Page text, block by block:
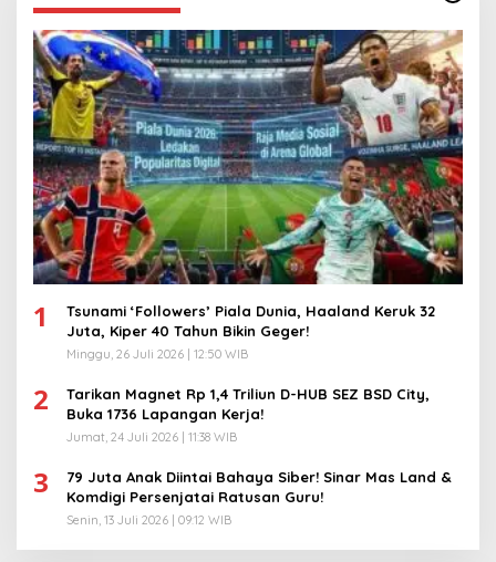
1
Tsunami ‘Followers’ Piala Dunia, Haaland Keruk 32
Juta, Kiper 40 Tahun Bikin Geger!
Minggu, 26 Juli 2026 | 12:50 WIB
2
Tarikan Magnet Rp 1,4 Triliun D-HUB SEZ BSD City,
Buka 1736 Lapangan Kerja!
Jumat, 24 Juli 2026 | 11:38 WIB
3
79 Juta Anak Diintai Bahaya Siber! Sinar Mas Land &
Komdigi Persenjatai Ratusan Guru!
Senin, 13 Juli 2026 | 09:12 WIB